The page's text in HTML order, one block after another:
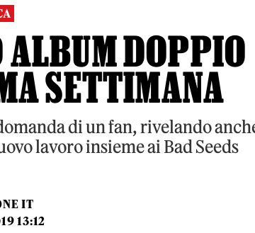
ALBUM DOPPIO
SETTIMANA
di un fan, rivelando
lavoro insieme ai Bad Seeds
IT
13:12